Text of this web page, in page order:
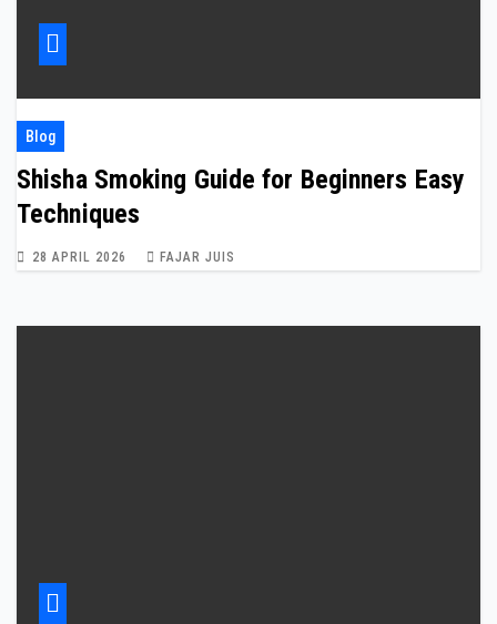
Blog
Shisha Smoking Guide for Beginners Easy
Techniques
28 APRIL 2026 FAJAR JUIS